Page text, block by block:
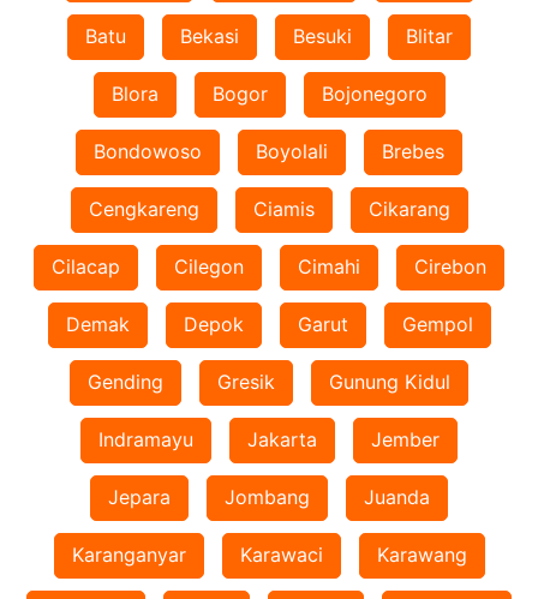
Batu Bekasi Besuki Blitar
Blora Bogor Bojonegoro
Bondowoso Boyolali Brebes
Cengkareng Ciamis Cikarang
Cilacap Cilegon Cimahi Cirebon
Demak Depok Garut Gempol
Gending Gresik Gunung Kidul
Indramayu Jakarta Jember
Jepara Jombang Juanda
Karanganyar Karawaci Karawang